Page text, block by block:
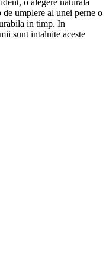
o alegere naturala
umplere al unei perne o
in timp. In
sunt intalnite aceste